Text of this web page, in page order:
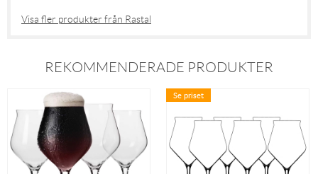
Visa fler produkter från Rastal
REKOMMENDERADE PRODUKTER
Se priset